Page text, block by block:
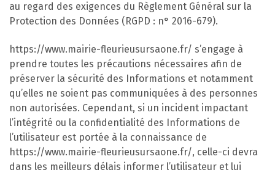
au regard des exigences du Règlement Général sur la
Protection des Données (RGPD : n° 2016-679).
https://www.mairie-fleurieusursaone.fr/ s’engage à
prendre toutes les précautions nécessaires afin de
préserver la sécurité des Informations et notamment
qu’elles ne soient pas communiquées à des personnes
non autorisées. Cependant, si un incident impactant
l’intégrité ou la confidentialité des Informations de
l’utilisateur est portée à la connaissance de
https://www.mairie-fleurieusursaone.fr/, celle-ci devra
dans les meilleurs délais informer l’utilisateur et lui